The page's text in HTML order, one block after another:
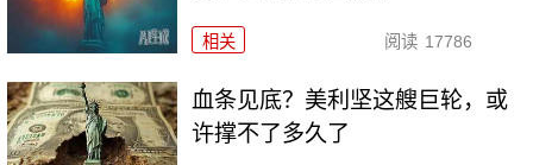
相关 阅读 17786
血条见底？美利坚这艘巨轮，或
许撑不了多久了